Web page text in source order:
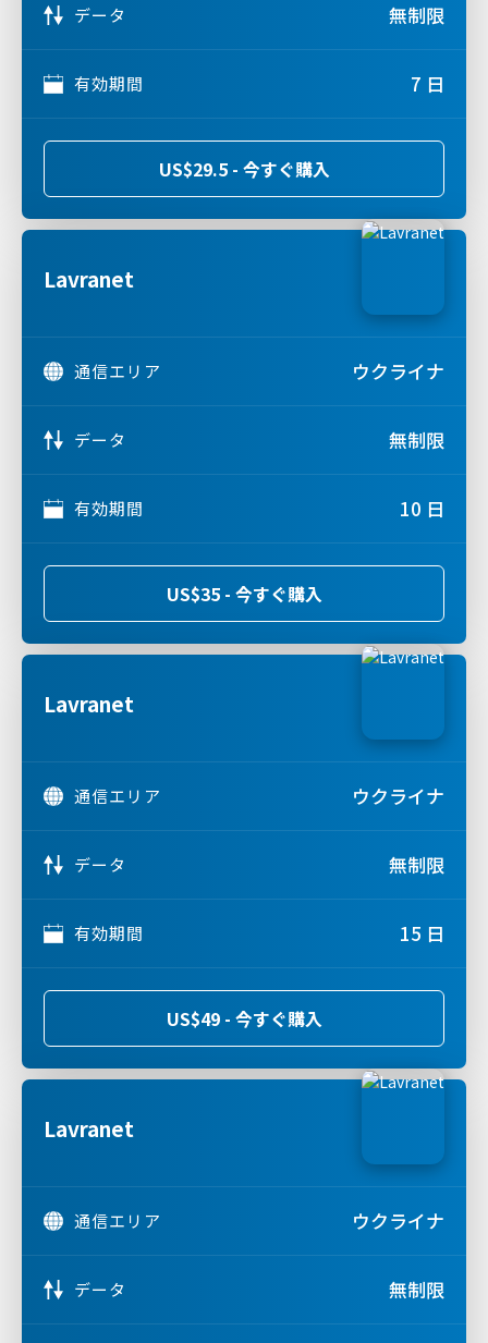
データ 無制限
有効期間 7 日
US$29.5 - 今すぐ購入
Lavranet
通信エリア ウクライナ
データ 無制限
有効期間 10 日
US$35 - 今すぐ購入
Lavranet
通信エリア ウクライナ
データ 無制限
有効期間 15 日
US$49 - 今すぐ購入
Lavranet
通信エリア ウクライナ
データ 無制限